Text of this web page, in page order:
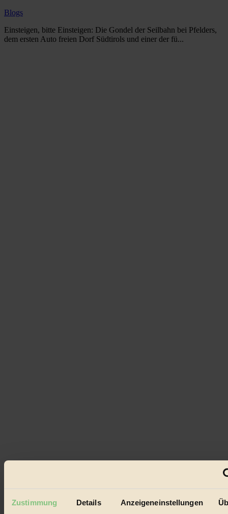
Zustimmung Details Anzeigeneinstellungen
Blogs
Einsteigen, bitte Einsteigen: Die Gondel der Seilbahn bei Pfelders,
dem ersten Auto freien Dorf Südtirols und einer der fü...